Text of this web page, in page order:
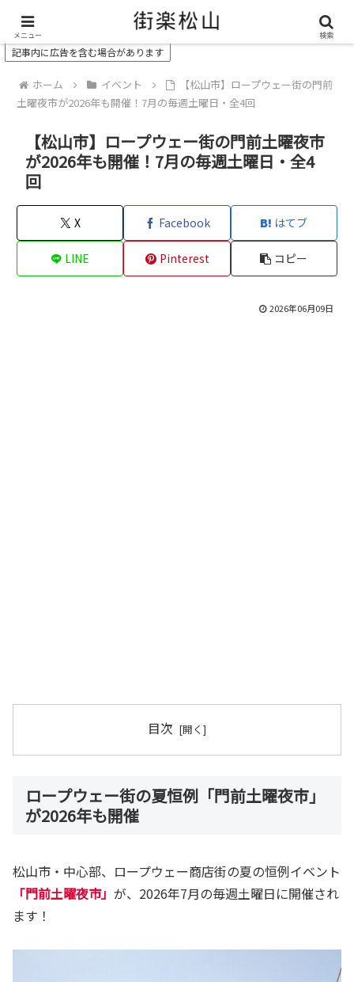
＼ 松山の街を“オモシロク”する地域情報メディア ／
記事内に広告を含む場合があります
ホーム イベント
【松山市】ロープウェー街の門前
土曜夜市が2026年も開催！7月の毎週土曜日・全4回
【松山市】ロープウェー街の門前土曜夜市
が2026年も開催！7月の毎週土曜日・全4
回
X Facebook はてブ
LINE Pinterest コピー
2026年06月09日
目次
ロープウェー街の夏恒例「門前土曜夜市」
が2026年も開催
松山市・中心部、ロープウェー商店街の夏の恒例イベント
「門前土曜夜市」 が、2026年7月の毎週土曜日に開催され
ます！
メニュー 検索